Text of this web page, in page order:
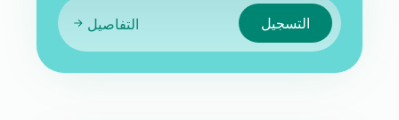
التسجيل التفاصيل